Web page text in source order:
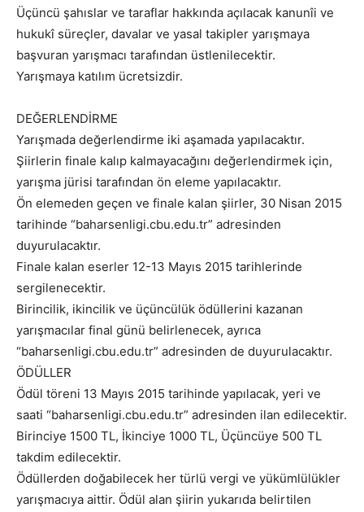
Üçüncü şahıslar ve taraflar hakkında açılacak kanunîi ve
hukukî süreçler, davalar ve yasal takipler yarışmaya
başvuran yarışmacı tarafından üstlenilecektir.
Yarışmaya katılım ücretsizdir.
DEĞERLENDİRME
Yarışmada değerlendirme iki aşamada yapılacaktır.
Şiirlerin finale kalıp kalmayacağını değerlendirmek için,
yarışma jürisi tarafından ön eleme yapılacaktır.
Ön elemeden geçen ve finale kalan şiirler, 30 Nisan 2015
tarihinde “baharsenligi.cbu.edu.tr” adresinden
duyurulacaktır.
Finale kalan eserler 12-13 Mayıs 2015 tarihlerinde
sergilenecektir.
Birincilik, ikincilik ve üçüncülük ödüllerini kazanan
yarışmacılar final günü belirlenecek, ayrıca
“baharsenligi.cbu.edu.tr” adresinden de duyurulacaktır.
ÖDÜLLER
Ödül töreni 13 Mayıs 2015 tarihinde yapılacak, yeri ve
saati “baharsenligi.cbu.edu.tr” adresinden ilan edilecektir.
Birinciye 1500 TL, İkinciye 1000 TL, Üçüncüye 500 TL
takdim edilecektir.
Ödüllerden doğabilecek her türlü vergi ve yükümlülükler
yarışmacıya aittir. Ödül alan şiirin yukarıda belirtilen